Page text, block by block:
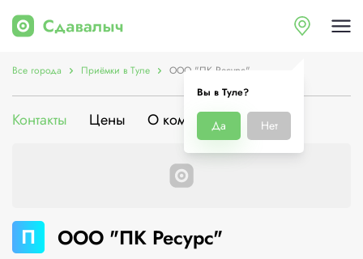
Вы в Туле?
Да Нет
Все города Приёмки в Туле ООО "ПК Ресурс"
Контакты Цены О компании
П ООО "ПК Ресурс"